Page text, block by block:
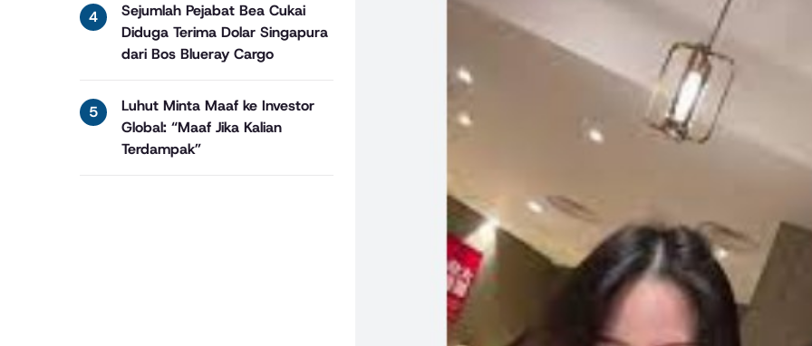
Sejumlah Pejabat Bea Cukai
Diduga Terima Dolar Singapura
dari Bos Blueray Cargo
Luhut Minta Maaf ke Investor
Global: “Maaf Jika Kalian
Terdampak”